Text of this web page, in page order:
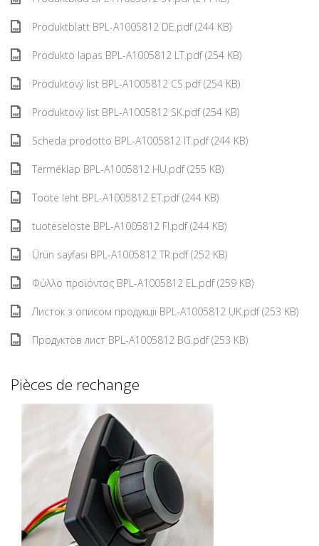
Produktblatt BPL-A1005812 DE.pdf (244 KB)
Produkto lapas BPL-A1005812 LT.pdf (254 KB)
Produktový list BPL-A1005812 CS.pdf (254 KB)
Produktový list BPL-A1005812 SK.pdf (254 KB)
Scheda prodotto BPL-A1005812 IT.pdf (244 KB)
Terméklap BPL-A1005812 HU.pdf (255 KB)
Toote leht BPL-A1005812 ET.pdf (244 KB)
tuoteseloste BPL-A1005812 FI.pdf (244 KB)
Ürün sayfası BPL-A1005812 TR.pdf (252 KB)
Φύλλο προϊόντος BPL-A1005812 EL.pdf (259 KB)
Листок з описом продукції BPL-A1005812 UK.pdf (253 KB)
Продуктов лист BPL-A1005812 BG.pdf (253 KB)
Pièces de rechange